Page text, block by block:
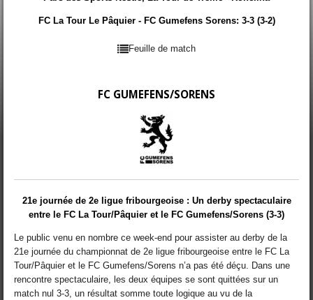
FC La Tour Le Pâquier - FC Gumefens Sorens: 3-3 (3-2)
Feuille de match
FC GUMEFENS/SORENS
21e journée de 2e ligue fribourgeoise : Un derby spectaculaire
entre le FC La Tour/Pâquier et le FC Gumefens/Sorens (3-3)
Le public venu en nombre ce week-end pour assister au derby de la
21e journée du championnat de 2e ligue fribourgeoise entre le FC La
Tour/Pâquier et le FC Gumefens/Sorens n’a pas été déçu. Dans une
rencontre spectaculaire, les deux équipes se sont quittées sur un
match nul 3-3, un résultat somme toute logique au vu de la